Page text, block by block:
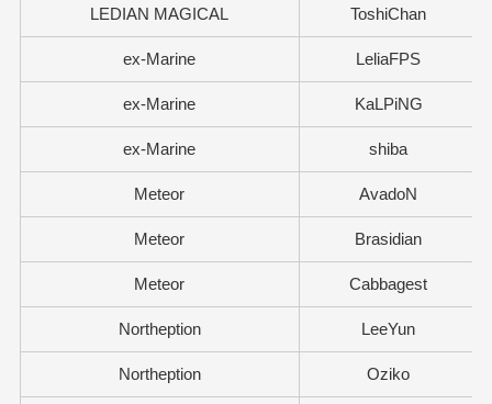
LEDIAN MAGICAL ToshiChan
ex-Marine LeliaFPS
ex-Marine KaLPiNG
ex-Marine shiba
Meteor AvadoN
Meteor Brasidian
Meteor Cabbagest
Northeption LeeYun
Northeption Oziko